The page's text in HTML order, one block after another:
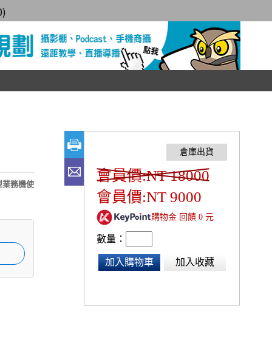
)
務機使
會員價:NT 18000
會員價:NT 9000
購物金 回饋 0 元
數量：
加入購物車 加入收藏